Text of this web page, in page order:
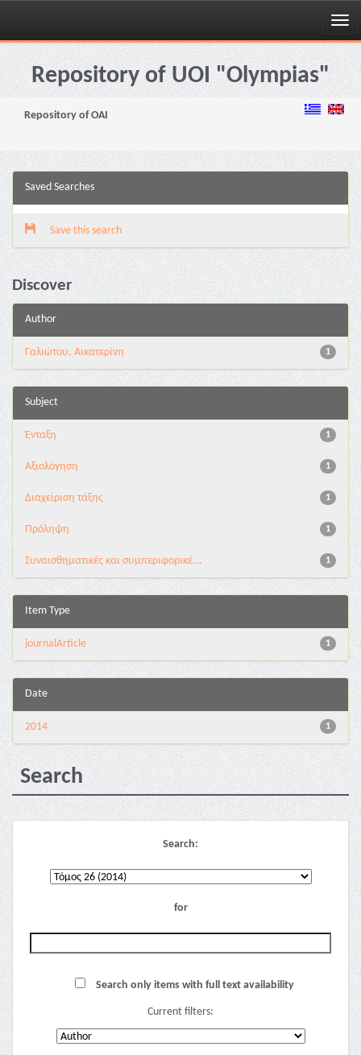
Skip
navigationRepository of UOI "Olympias"
Repository of OAI
Saved Searches
Save this search
Discover
Author
1
Γαλιώτου, Αικατερίνη
Subject
1
Ένταξη
1
Αξιολόγηση
1
Διαχείριση τάξης
1
Πρόληψη
1
Συναισθηματικές και συμπεριφορικέ...
Item Type
1
journalArticle
Date
1
2014
Search
Search:
for
Search only items with full text availability
Current filters: